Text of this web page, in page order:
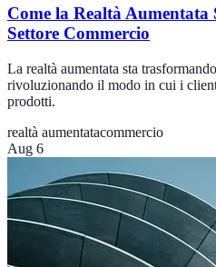
Come la Realtà
Settore Commercio
La realtà aumentata sta
rivoluzionando il modo in cui i
prodotti.
realtà aumentatacommercio
Aug 6